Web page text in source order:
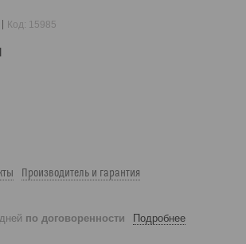
Код: 15985
Производитель и гарантия
по договоренности Подробнее